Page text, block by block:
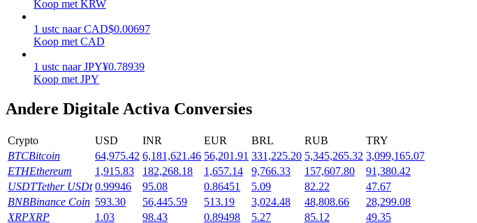
Macht varkentje
Verdien dagelijks competitieve beloningen
Koop met KRW
1 ustc naar CAD$0.00697
Koop met CAD
1 ustc naar JPY¥0.78939
Koop met JPY
Andere Digitale Activa Conversies
Crypto USD INR EUR BRL RUB
TRY
BTCBitcoin 64,975.42 6,181,621.46 56,201.91 331,225.20 5,345,265.32 3,099,165.07
ETHEthereum 1,915.83 182,268.18 1,657.14 9,766.33 157,607.80
91,380.42
USDTTether USDt 0.99946 95.08 0.86451 5.09 82.22
47.67
BNBBinance Coin 593.30 56,445.59 513.19 3,024.48 48,808.66
28,299.08
XRPXRP 1.03 98.43 0.89498 5.27 85.12
49.35